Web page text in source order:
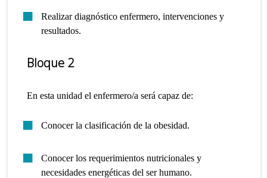
Realizar diagnóstico enfermero, intervenciones y
resultados.
Bloque 2
En esta unidad el enfermero/a será capaz de:
Conocer la clasificación de la obesidad.
Conocer los requerimientos nutricionales y
necesidades energéticas del ser humano.